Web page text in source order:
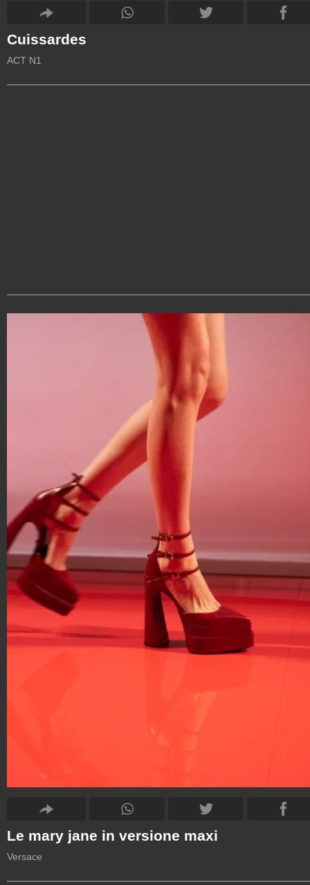
Cuissardes
ACT N1
Le mary jane in versione maxi
Versace